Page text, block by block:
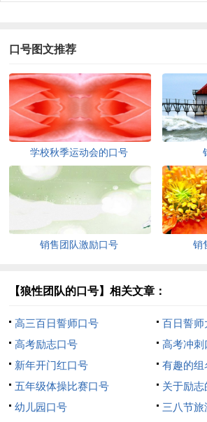
口号图文推荐
学校秋季运动会的口号
销售团队激励口号 销
【狼性团队的口号】相关文章：
高三百日誓师口号
百日誓师
高考励志口号
高考冲刺
新年开门红口号
有趣的组
五年级体操比赛口号
关于励志
幼儿园口号
三八节旅